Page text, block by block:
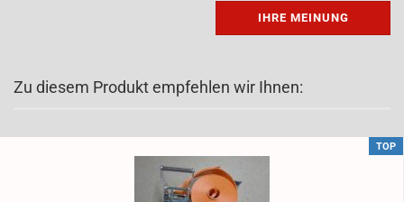
IHRE MEINUNG
Zu diesem Produkt empfehlen wir Ihnen:
TOP